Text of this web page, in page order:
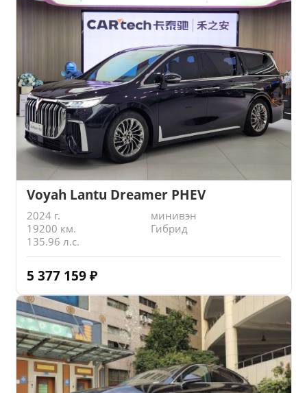
Voyah Lantu Dreamer PHEV
2024 г.
минивэн
19200 км.
Гибрид
135.96 л.с.
5 377 159 ₽